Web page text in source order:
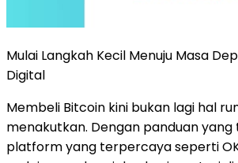
Mulai Langkah Kecil Menuju Masa
Digital
Membeli Bitcoin kini bukan lagi hal
menakutkan. Dengan panduan
platform yang terpercaya seperti